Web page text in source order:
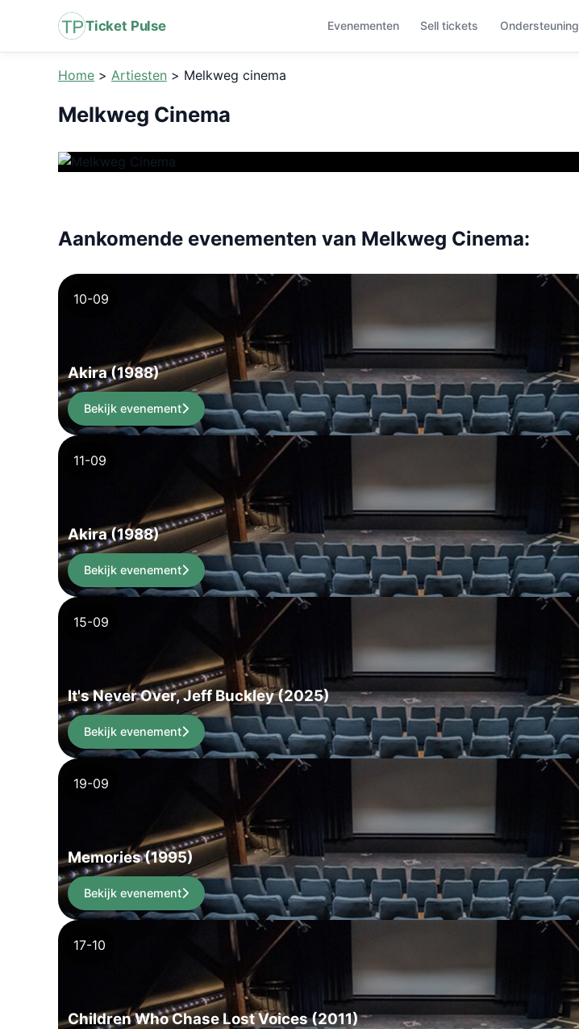
Ticket Pulse Evenementen Sell tickets Ondersteuning
Home > Artiesten > Melkweg cinema
Melkweg Cinema
Aankomende evenementen van Melkweg Cinema:
10-09
Akira (1988)
Bekijk evenement
11-09
Akira (1988)
Bekijk evenement
15-09
It's Never Over, Jeff Buckley (2025)
Bekijk evenement
19-09
Memories (1995)
Bekijk evenement
17-10
Children Who Chase Lost Voices (2011)